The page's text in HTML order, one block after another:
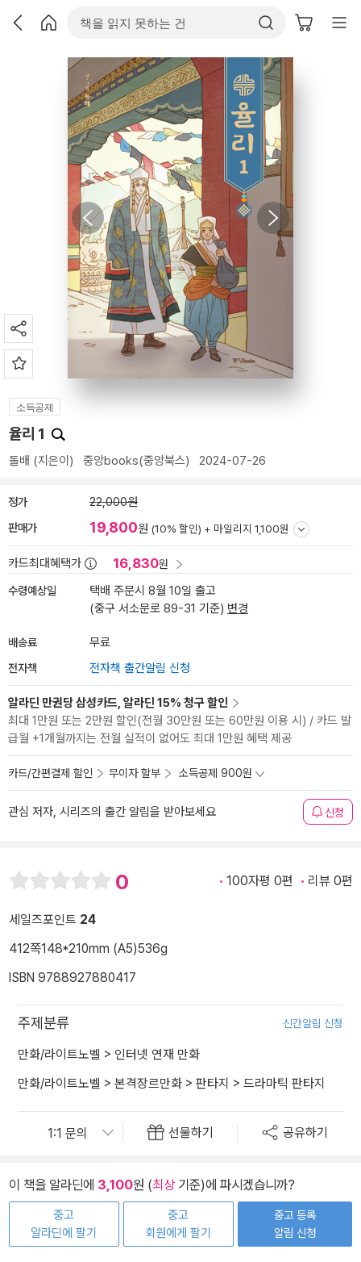
소득공제
율리 1
돌배 (지은이) 중앙books(중앙북스) 2024-07-26
정가 22,000원
판매가 19,800원 (10% 할인) + 마일리지 1,100원
카드최대혜택가 16,830원
수령예상일
택배 주문시 8월 10일 출고
(중구 서소문로 89-31 기준) 변경
배송료 무료
전자책 전자책 출간알림 신청
알라딘 만권당 삼성카드, 알라딘 15% 청구 할인
최대 1만원 또는 2만원 할인(전월 30만원 또는 60만원 이용 시) / 카드 발
급월 +1개월까지는 전월 실적이 없어도 최대 1만원 혜택 제공
카드/간편결제 할인 무이자 할부 소득공제 900원
관심 저자, 시리즈의 출간 알림을 받아보세요 신청
0 100자평 0편 리뷰 0편
세일즈포인트 24
412쪽148*210mm (A5)536g
ISBN 9788927880417
주제분류 신간알림 신청
만화/라이트노벨 > 인터넷 연재 만화
만화/라이트노벨 > 본격장르만화 > 판타지 > 드라마틱 판타지
선물하기 공유하기
이 책을 알라딘에 3,100원 (최상기준)에 파시겠습니까?
중고
알라딘에 팔기
중고
회원에게 팔기
중고 등록
알림 신청